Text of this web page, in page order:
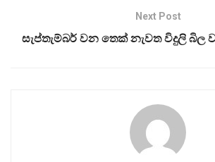
Next Post
සැප්තැම්බර් වන තෙක් නැවත විදුලි බිල